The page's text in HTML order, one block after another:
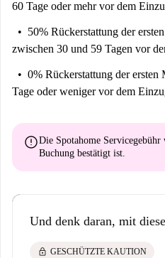
60 Tage oder mehr vor dem
50% Rückerstattung der
zwischen 30 und 59 Tagen vor
0% Rückerstattung der ersten
Tage oder weniger vor dem
errorDie Spotahome Servicegebühr
Buchung bestätigt ist.
Und denk daran, mit
lock GESCHÜTZTE KAUTION